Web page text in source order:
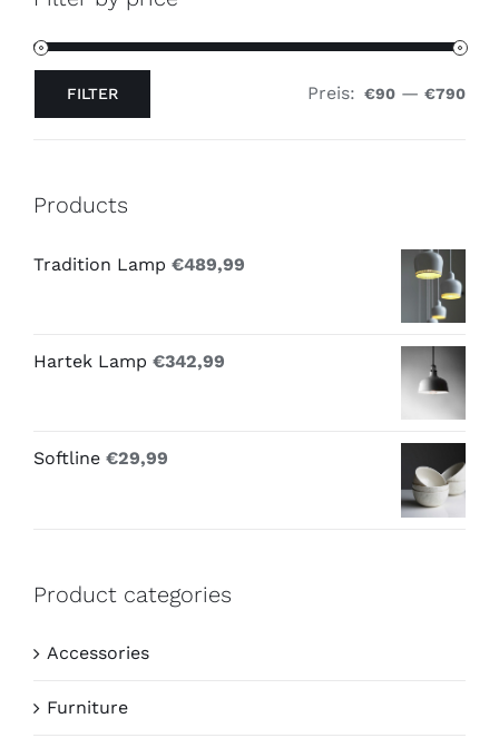
FILTER Preis: €90 — €790
Products
Tradition Lamp €489,99
Hartek Lamp €342,99
Softline €29,99
Product categories
Accessories
Furniture